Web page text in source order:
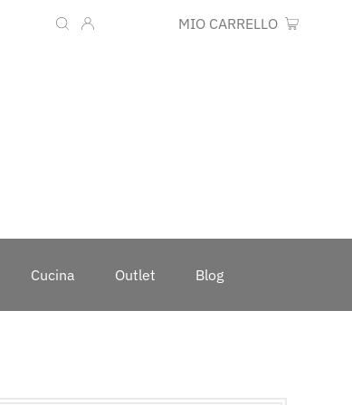
MIO CARRELLO
Cucina Outlet Blog